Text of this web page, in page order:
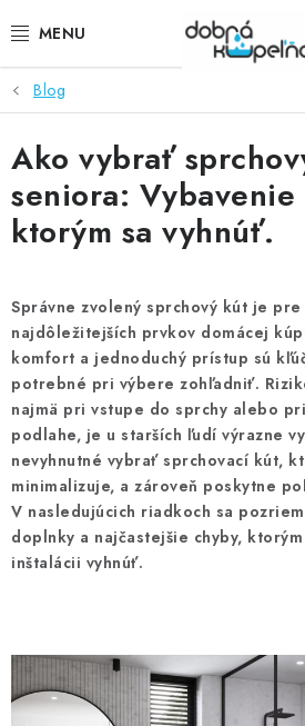
na
SPRCHOVÉ KÚTY
SPRCHOVÉ DVERE
BATÉRIE
KÚPEĽŇOVÝ NÁBYTOK
DOPLNKY
SANITA
VÝPREDAJ
PRÍSLUŠENSTVO K SPRCHOVÝM
NÁHRADNÉ DIELY
Reklamačný poriadok
Blog
Ochrana osobných údajov GDPR
Blog
Ako vybrať
seniora: Vybavenie
ktorým sa vyhnúť.
Správne zvolený sprchový kút je
najdôležitejších prvkov domácej
komfort a jednoduchý prístup sú
potrebné pri výbere zohľadniť.
najmä pri vstupe do sprchy alebo
podlahe, je u starších ľudí výrazne
nevyhnutné vybrať sprchovací kút,
minimalizuje, a zároveň poskytne
V nasledujúcich riadkoch sa
doplnky a najčastejšie chyby,
inštalácii vyhnúť.